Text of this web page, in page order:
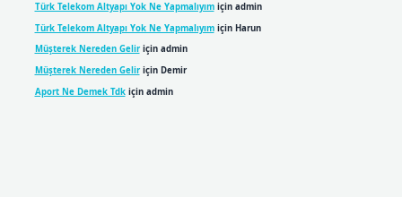
Türk Telekom Altyapı Yok Ne Yapmalıyımiçin admin
Türk Telekom Altyapı Yok Ne Yapmalıyımiçin Harun
Müşterek Nereden Geliriçin admin
Müşterek Nereden Geliriçin Demir
Aport Ne Demek Tdkiçin admin